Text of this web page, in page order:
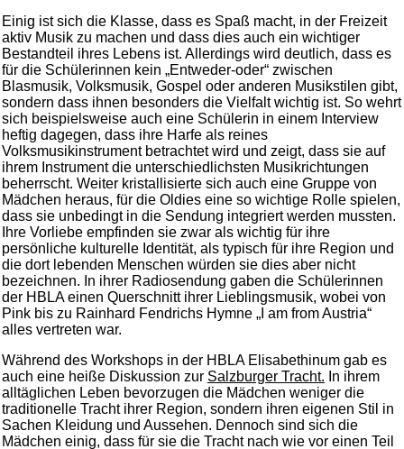
Einig ist sich die Klasse, dass es Spaß macht, in der Freizeit
aktiv Musik zu machen und dass dies auch ein wichtiger
Bestandteil ihres Lebens ist. Allerdings wird deutlich, dass es
für die Schülerinnen kein „Entweder-oder“ zwischen
Blasmusik, Volksmusik, Gospel oder anderen Musikstilen gibt,
sondern dass ihnen besonders die Vielfalt wichtig ist. So wehrt
sich beispielsweise auch eine Schülerin in einem Interview
heftig dagegen, dass ihre Harfe als reines
Volksmusikinstrument betrachtet wird und zeigt, dass sie auf
ihrem Instrument die unterschiedlichsten Musikrichtungen
beherrscht. Weiter kristallisierte sich auch eine Gruppe von
Mädchen heraus, für die Oldies eine so wichtige Rolle spielen,
dass sie unbedingt in die Sendung integriert werden mussten.
Ihre Vorliebe empfinden sie zwar als wichtig für ihre
persönliche kulturelle Identität, als typisch für ihre Region und
die dort lebenden Menschen würden sie dies aber nicht
bezeichnen. In ihrer Radiosendung gaben die Schülerinnen
der HBLA einen Querschnitt ihrer Lieblingsmusik, wobei von
Pink bis zu Rainhard Fendrichs Hymne „I am from Austria“
alles vertreten war.
Während des Workshops in der HBLA Elisabethinum gab es
auch eine heiße Diskussion zur Salzburger Tracht. In ihrem
alltäglichen Leben bevorzugen die Mädchen weniger die
traditionelle Tracht ihrer Region, sondern ihren eigenen Stil in
Sachen Kleidung und Aussehen. Dennoch sind sich die
Mädchen einig, dass für sie die Tracht nach wie vor einen Teil